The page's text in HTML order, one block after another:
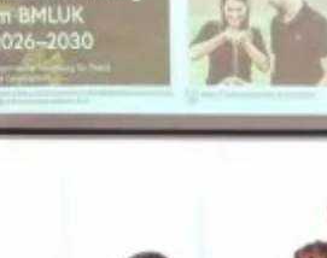
Servicios agricultura
Entidades asociadas